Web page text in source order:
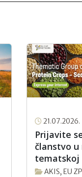
21.07.2026.
Prijavite
članstvo u
tematskoj
ZPP Mreže
AKIS, EU